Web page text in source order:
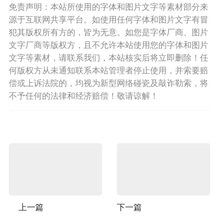
免责声明：本站所使用的字体和图片文字等素材部分来
源于互联网共享平台。如使用任何字体和图片文字有冒
犯其版权所有方的，皆为无意。如您是字体厂商、图片
文字厂商等版权方，且不允许本站使用您的字体和图片
文字等素材，请联系我们，本站核实后将立即删除！任
何版权方从未通知联系本站管理者停止使用，并索要赔
偿或上诉法院的，均视为新型网络碰瓷及敲诈勒索，将
不予任何的法律和经济赔偿！敬请谅解！
上一篇 下一篇